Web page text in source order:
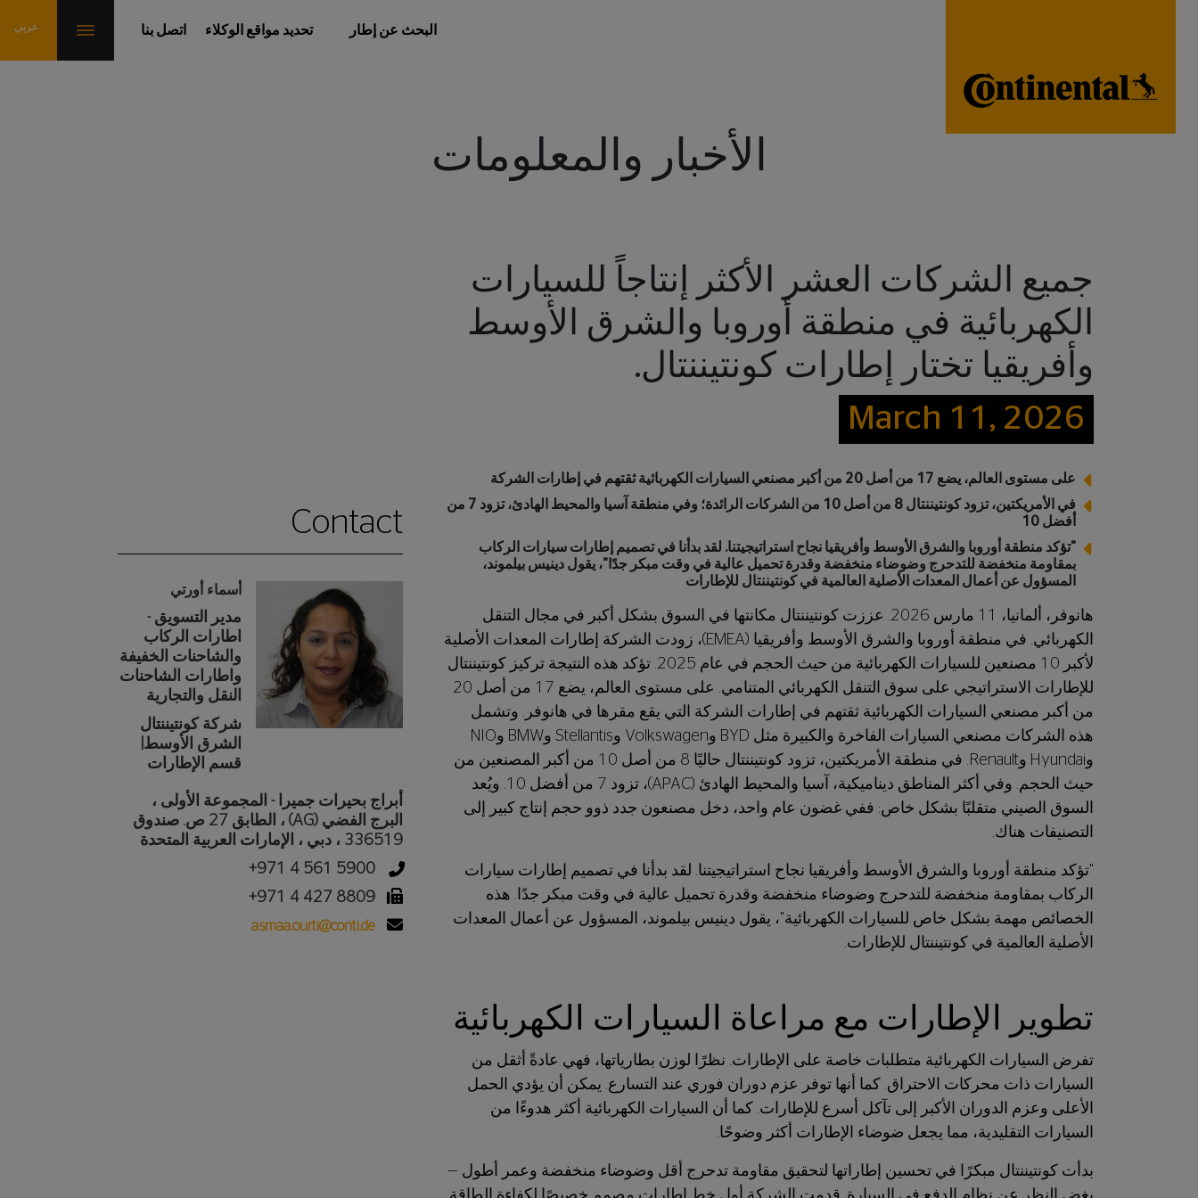
البحث عن إطار تحديد مواقع الوكلاء اتصل بنا
الأخبار والمعلومات
جميع الشركات العشر الأكثر إنتاجاً للسيارات
الكهربائية في منطقة أوروبا والشرق الأوسط
وأفريقيا تختار إطارات كونتيننتال.
March 11, 2026
على مستوى العالم، يضع 17 من أصل 20 من أكبر مصنعي السيارات الكهربائية ثقتهم في إطارات الشركة
في الأمريكتين، تزود كونتيننتال 8 من أصل 10 من الشركات الرائدة؛ وفي منطقة آسيا والمحيط الهادئ، تزود 7 من
أفضل 10
"تؤكد منطقة أوروبا والشرق الأوسط وأفريقيا نجاح استراتيجيتنا. لقد بدأنا في تصميم إطارات سيارات الركاب
بمقاومة منخفضة للتدحرج وضوضاء منخفضة وقدرة تحميل عالية في وقت مبكر جدًا"، يقول دينيس بيلموند،
المسؤول عن أعمال المعدات الأصلية العالمية في كونتيننتال للإطارات
هانوفر، ألمانيا، 11 مارس 2026. عززت كونتيننتال مكانتها في السوق بشكل أكبر في مجال التنقل
الكهربائي. في منطقة أوروبا والشرق الأوسط وأفريقيا (EMEA)، زودت الشركة إطارات المعدات الأصلية
لأكبر 10 مصنعين للسيارات الكهربائية من حيث الحجم في عام 2025. تؤكد هذه النتيجة تركيز كونتيننتال
للإطارات الاستراتيجي على سوق التنقل الكهربائي المتنامي. على مستوى العالم، يضع 17 من أصل 20
من أكبر مصنعي السيارات الكهربائية ثقتهم في إطارات الشركة التي يقع مقرها في هانوفر. وتشمل
هذه الشركات مصنعي السيارات الفاخرة والكبيرة مثل BYD وVolkswagen وStellantis وBMW وNIO
وHyundai وRenault. في منطقة الأمريكتين، تزود كونتيننتال حاليًا 8 من أصل 10 من أكبر المصنعين من
حيث الحجم. وفي أكثر المناطق ديناميكية، آسيا والمحيط الهادئ (APAC)، تزود 7 من أفضل 10. ويُعد
السوق الصيني متقلبًا بشكل خاص: ففي غضون عام واحد، دخل مصنعون جدد ذوو حجم إنتاج كبير إلى
التصنيفات هناك.
"تؤكد منطقة أوروبا والشرق الأوسط وأفريقيا نجاح استراتيجيتنا. لقد بدأنا في تصميم إطارات سيارات
الركاب بمقاومة منخفضة للتدحرج وضوضاء منخفضة وقدرة تحميل عالية في وقت مبكر جدًا. هذه
الخصائص مهمة بشكل خاص للسيارات الكهربائية"، يقول دينيس بيلموند، المسؤول عن أعمال المعدات
الأصلية العالمية في كونتيننتال للإطارات.
تطوير الإطارات مع مراعاة السيارات الكهربائية
تفرض السيارات الكهربائية متطلبات خاصة على الإطارات. نظرًا لوزن بطارياتها، فهي عادةً أثقل من
السيارات ذات محركات الاحتراق. كما أنها توفر عزم دوران فوري عند التسارع. يمكن أن يؤدي الحمل
الأعلى وعزم الدوران الأكبر إلى تآكل أسرع للإطارات. كما أن السيارات الكهربائية أكثر هدوءًا من
السيارات التقليدية، مما يجعل ضوضاء الإطارات أكثر وضوحًا.
بدأت كونتيننتال مبكرًا في تحسين إطاراتها لتحقيق مقاومة تدحرج أقل وضوضاء منخفضة وعمر أطول —
Contact
أسماء أورتي
مدير التسويق -
اطارات الركاب
والشاحنات الخفيفة
واطارات الشاحنات
النقل والتجارية
شركة كونتيننتال
الشرق الأوسط|
قسم الإطارات
أبراج بحيرات جميرا - المجموعة الأولى ،
البرج الفضي (AG) ، الطابق 27 ص. صندوق
336519 ، دبي ، الإمارات العربية المتحدة
+971 4 561 5900
+971 4 427 8809
asmaa.ourti@conti.de